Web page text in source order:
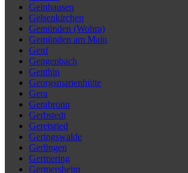
Gelnhausen
Gelsenkirchen
Gemünden (Wohra)
Gemünden am Main
Genf
Gengenbach
Genthin
Georgsmarienhütte
Gera
Gerabronn
Gerbstedt
Geretsried
Geringswalde
Gerlingen
Germering
Germersheim